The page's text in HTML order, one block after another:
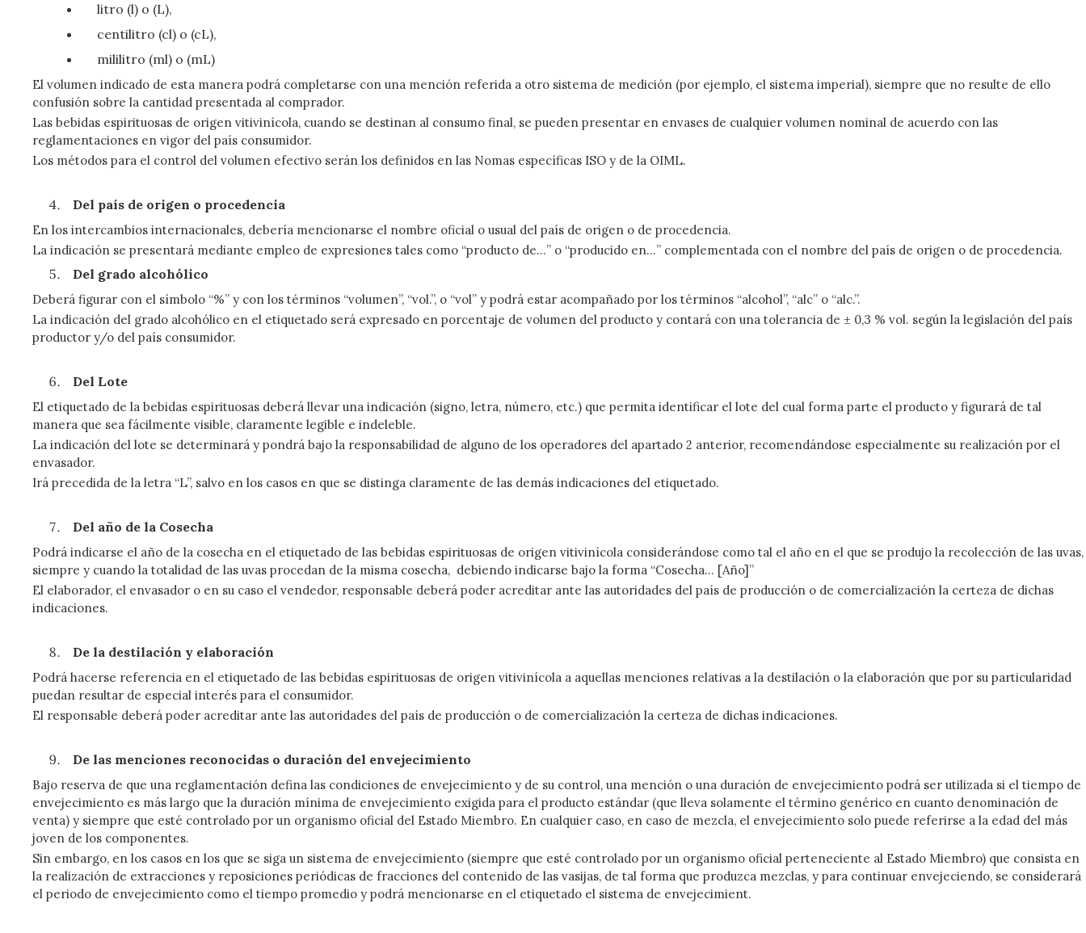
litro (l) o (L),
centilitro (cl) o (cL),
mililitro (ml) o (mL)
El volumen indicado de esta manera podrá completarse con una mención referida a otro sistema de medición (por ejemplo, el sistema imperial), siempre que no resulte de ello
confusión sobre la cantidad presentada al comprador.
Las bebidas espirituosas de origen vitivinícola, cuando se destinan al consumo final, se pueden presentar en envases de cualquier volumen nominal de acuerdo con las
reglamentaciones en vigor del país consumidor.
Los métodos para el control del volumen efectivo serán los definidos en las Nomas específicas ISO y de la OIML.
Del país de origen o procedencia
En los intercambios internacionales, debería mencionarse el nombre oficial o usual del país de origen o de procedencia.
La indicación se presentará mediante empleo de expresiones tales como “producto de…” o “producido en…” complementada con el nombre del país de origen o de procedencia.
Del grado alcohólico
Deberá figurar con el símbolo “%” y con los términos “volumen”, “vol.”, o “vol” y podrá estar acompañado por los términos “alcohol”, “alc” o “alc.”.
La indicación del grado alcohólico en el etiquetado será expresado en porcentaje de volumen del producto y contará con una tolerancia de ± 0,3 % vol. según la legislación del país
productor y/o del país consumidor.
Del Lote
El etiquetado de la bebidas espirituosas deberá llevar una indicación (signo, letra, número, etc.) que permita identificar el lote del cual forma parte el producto y figurará de tal
manera que sea fácilmente visible, claramente legible e indeleble.
La indicación del lote se determinará y pondrá bajo la responsabilidad de alguno de los operadores del apartado 2 anterior, recomendándose especialmente su realización por el
envasador.
Irá precedida de la letra “L”, salvo en los casos en que se distinga claramente de las demás indicaciones del etiquetado.
Del año de la Cosecha
Podrá indicarse el año de la cosecha en el etiquetado de las bebidas espirituosas de origen vitivinícola considerándose como tal el año en el que se produjo la recolección de las uvas,
siempre y cuando la totalidad de las uvas procedan de la misma cosecha, debiendo indicarse bajo la forma “Cosecha… [Año]”
El elaborador, el envasador o en su caso el vendedor, responsable deberá poder acreditar ante las autoridades del país de producción o de comercialización la certeza de dichas
indicaciones.
De la destilación y elaboración
Podrá hacerse referencia en el etiquetado de las bebidas espirituosas de origen vitivinícola a aquellas menciones relativas a la destilación o la elaboración que por su particularidad
puedan resultar de especial interés para el consumidor.
El responsable deberá poder acreditar ante las autoridades del país de producción o de comercialización la certeza de dichas indicaciones.
De las menciones reconocidas o duración del envejecimiento
Bajo reserva de que una reglamentación defina las condiciones de envejecimiento y de su control, una mención o una duración de envejecimiento podrá ser utilizada si el tiempo de
envejecimiento es más largo que la duración mínima de envejecimiento exigida para el producto estándar (que lleva solamente el término genérico en cuanto denominación de
venta) y siempre que esté controlado por un organismo oficial del Estado Miembro. En cualquier caso, en caso de mezcla, el envejecimiento solo puede referirse a la edad del más
joven de los componentes.
Sin embargo, en los casos en los que se siga un sistema de envejecimiento (siempre que esté controlado por un organismo oficial perteneciente al Estado Miembro) que consista en
la realización de extracciones y reposiciones periódicas de fracciones del contenido de las vasijas, de tal forma que produzca mezclas, y para continuar envejeciendo, se considerará
el periodo de envejecimiento como el tiempo promedio y podrá mencionarse en el etiquetado el sistema de envejecimient.